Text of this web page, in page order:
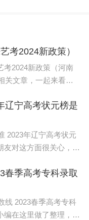
、工作效率低下，
业进出口贸易等。
。有关地方和单位
或歧视外商投资企
业及其产品和服务
法治化、国际化一
的问题线索和意见
考2024新政策）
考2024新政策（河南
关文章，一起来看一
招生工作的重要组成
辽宁高考状元榜是
2023年辽宁高考状元
友对这方面很关心，整
自朝阳第一高中，总
春季高考专科录取
线 2023春季高考专科
编在这里做了整理，希